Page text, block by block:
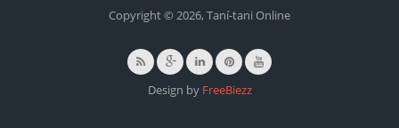
Copyright © 2026, Taní-tani Online
Design by FreeBiezz